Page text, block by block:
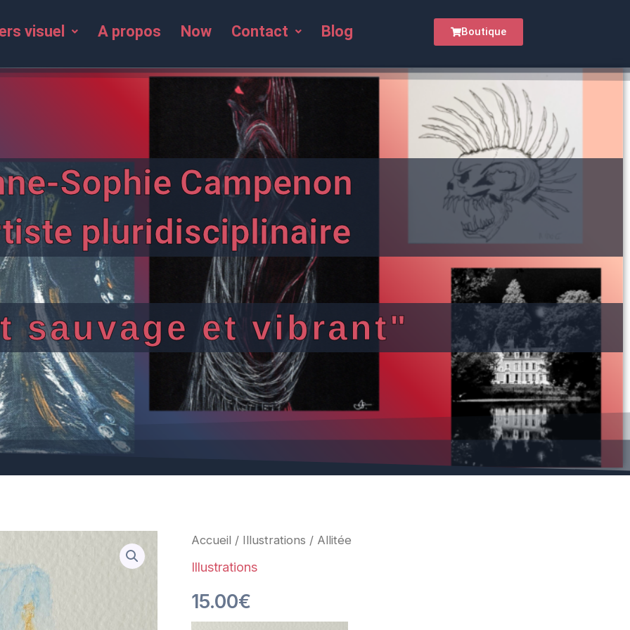
visuel A propos Now Contact Blog Boutique
Sophie Campenon
pluridisciplinaire
sauvage et vibrant"
Accueil / Illustrations / Allitée
Illustrations
15.00€
quantité
Allitée